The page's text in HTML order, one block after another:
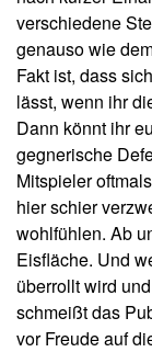
verschiedene
genauso wie
Fakt ist, dass
lässt, wenn ihr
Dann könnt ihr
gegnerische
Mitspieler
hier schier
wohlfühlen. Ab
Eisfläche. Und
überrollt wird
schmeißt das
vor Freude auf